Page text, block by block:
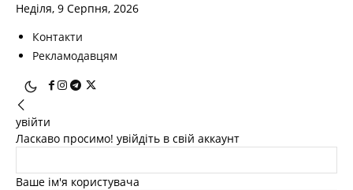
Неділя, 9 Серпня, 2026
Контакти
Рекламодавцям
увійти
Ласкаво просимо! увійдіть в свій аккаунт
Ваше ім'я користувача